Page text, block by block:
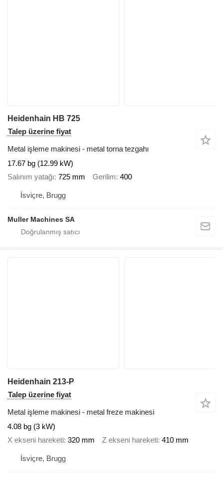
Heidenhain HB 725
Talep üzerine fiyat
Metal işleme makinesi - metal torna tezgahı
17.67 bg (12.99 kW)
Salınım yatağı 725 mm Gerilim 400
İsviçre, Brugg
Muller Machines SA
Heidenhain 213-P
Talep üzerine fiyat
Metal işleme makinesi - metal freze makinesi
4.08 bg (3 kW)
X ekseni hareketi 320 mm Z ekseni hareketi 410 mm
İsviçre, Brugg